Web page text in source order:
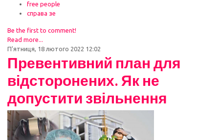
free people
справа зе
Be the first to comment!
Read more...
П'ятниця, 18 лютого 2022 12:02
Превентивний план для
відсторонених. Як не
допустити звільнення